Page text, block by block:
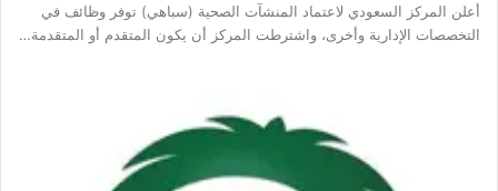
أعلن المركز السعودي لاعتماد المنشآت الصحية (سباهي) توفر وظائف في
التخصصات الإدارية وأخرى، واشترطت المركز أن يكون المتقدم أو المتقدمة…